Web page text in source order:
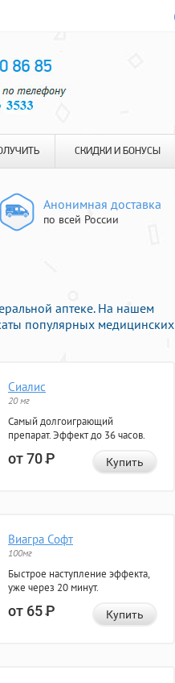
СКИДКИ И БОНУСЫ
Анонимная доставка
по всей России
аптеке. На нашем
популярных медицинских
Сиалис
20 мг
Самый долгоиграющий
препарат. Эффект до 36 часов.
от 70Р Купить
Виагра Софт
100мг
Быстрое наступление эффекта,
уже через 20 минут.
от 65Р Купить